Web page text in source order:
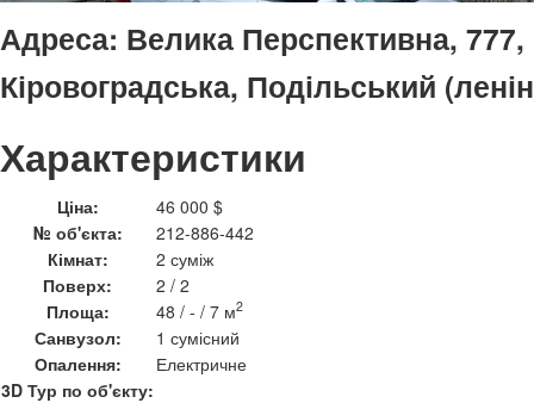
Адреса: Велика Перспективна,
Кіровоградська, Подільський
Характеристики
Ціна:
46 000 $
№ об'єкта:
212-886-442
Кімнат:
2 суміж
Поверх:
2 / 2
Площа:
48 / - / 7 м2
Санвузол:
1 сумісний
Опалення:
Електричне
3D Тур по об'єкту: